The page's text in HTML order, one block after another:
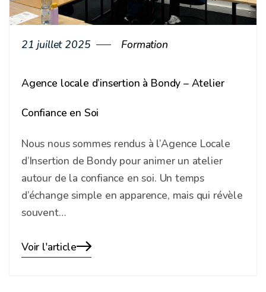
21 juillet 2025 Formation
Agence locale d’insertion à Bondy – Atelier
Confiance en Soi
Nous nous sommes rendus à l’Agence Locale
d’Insertion de Bondy pour animer un atelier
autour de la confiance en soi. Un temps
d’échange simple en apparence, mais qui révèle
souvent…
Blog
Voir l'article